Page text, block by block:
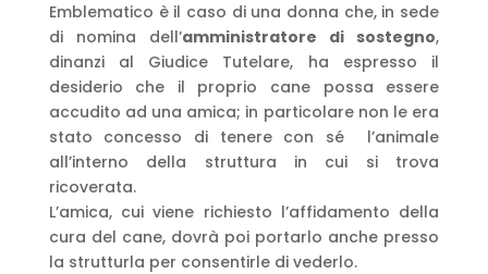
Emblematico è il caso di una donna che, in sede
di nomina dell’amministratore di sostegno,
dinanzi al Giudice Tutelare, ha espresso il
desiderio che il proprio cane possa essere
accudito ad una amica; in particolare non le era
stato concesso di tenere con sé l’animale
all’interno della struttura in cui si trova
ricoverata.
L’amica, cui viene richiesto l’affidamento della
cura del cane, dovrà poi portarlo anche presso
la strutturla per consentirle di vederlo.